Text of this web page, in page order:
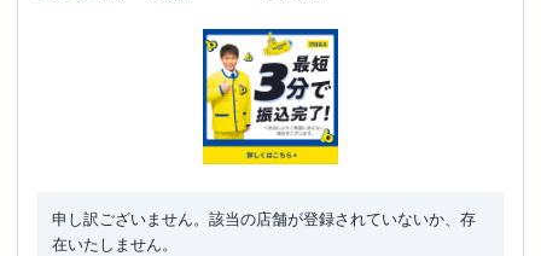
申し訳ございません。該当の店舗が登録されていないか、存
在いたしません。